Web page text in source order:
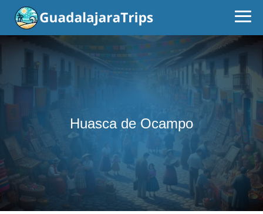
Huasca de Ocampo